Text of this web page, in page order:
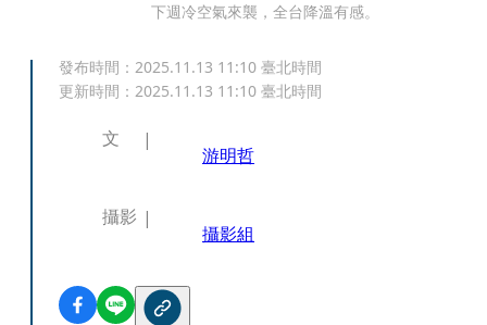
下週冷空氣來襲，全台降溫有感。
發布時間： 2025.11.13 11:10 臺北時間
更新時間： 2025.11.13 11:10 臺北時間
文
游明哲
攝影
攝影組